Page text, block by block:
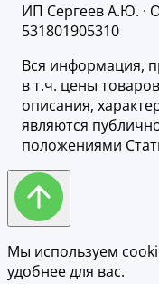
ИП Сергеев А.Ю. ·
531801905310
Вся информация,
в т.ч. цены
описания,
являются
положениями
Мы используем
удобнее для вас.